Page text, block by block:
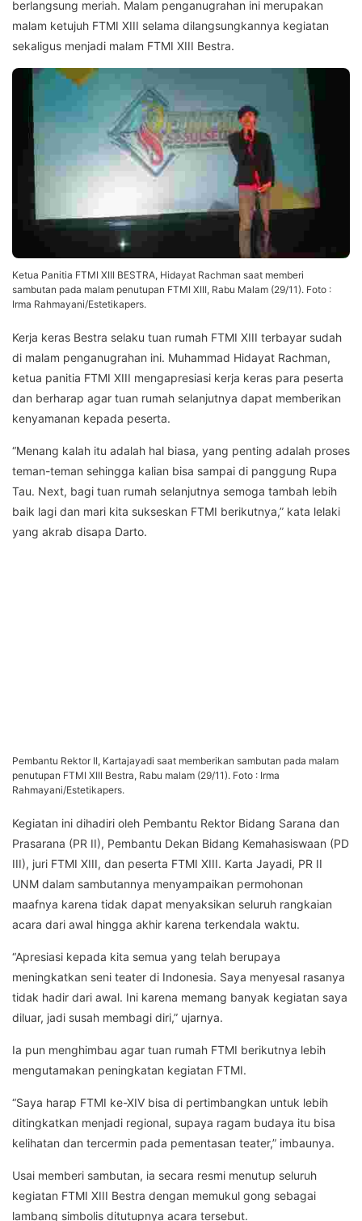
berlangsung meriah. Malam penganugrahan ini merupakan
malam ketujuh FTMI XIII selama dilangsungkannya kegiatan
sekaligus menjadi malam FTMI XIII Bestra.
Ketua Panitia FTMI XIII BESTRA, Hidayat Rachman saat memberi
sambutan pada malam penutupan FTMI XIII, Rabu Malam (29/11). Foto :
Irma Rahmayani/Estetikapers.
Kerja keras Bestra selaku tuan rumah FTMI XIII terbayar sudah
di malam penganugrahan ini. Muhammad Hidayat Rachman,
ketua panitia FTMI XIII mengapresiasi kerja keras para peserta
dan berharap agar tuan rumah selanjutnya dapat memberikan
kenyamanan kepada peserta.
“Menang kalah itu adalah hal biasa, yang penting adalah proses
teman-teman sehingga kalian bisa sampai di panggung Rupa
Tau. Next, bagi tuan rumah selanjutnya semoga tambah lebih
baik lagi dan mari kita sukseskan FTMI berikutnya,” kata lelaki
yang akrab disapa Darto.
Pembantu Rektor II, Kartajayadi saat memberikan sambutan pada malam
penutupan FTMI XIII Bestra, Rabu malam (29/11). Foto : Irma
Rahmayani/Estetikapers.
Kegiatan ini dihadiri oleh Pembantu Rektor Bidang Sarana dan
Prasarana (PR II), Pembantu Dekan Bidang Kemahasiswaan (PD
III), juri FTMI XIII, dan peserta FTMI XIII. Karta Jayadi, PR II
UNM dalam sambutannya menyampaikan permohonan
maafnya karena tidak dapat menyaksikan seluruh rangkaian
acara dari awal hingga akhir karena terkendala waktu.
“Apresiasi kepada kita semua yang telah berupaya
meningkatkan seni teater di Indonesia. Saya menyesal rasanya
tidak hadir dari awal. Ini karena memang banyak kegiatan saya
diluar, jadi susah membagi diri,” ujarnya.
Ia pun menghimbau agar tuan rumah FTMI berikutnya lebih
mengutamakan peningkatan kegiatan FTMI.
“Saya harap FTMI ke-XIV bisa di pertimbangkan untuk lebih
ditingkatkan menjadi regional, supaya ragam budaya itu bisa
kelihatan dan tercermin pada pementasan teater,” imbaunya.
Usai memberi sambutan, ia secara resmi menutup seluruh
kegiatan FTMI XIII Bestra dengan memukul gong sebagai
lambang simbolis ditutupnya acara tersebut.